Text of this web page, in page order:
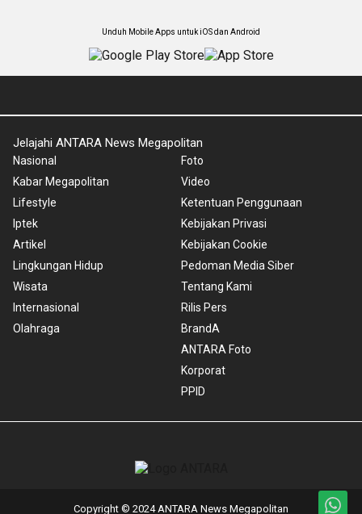
Unduh Mobile Apps untuk iOS dan Android
Jelajahi ANTARA News Megapolitan
Nasional
Kabar Megapolitan
Lifestyle
Iptek
Artikel
Lingkungan Hidup
Wisata
Internasional
Olahraga
Foto
Video
Ketentuan Penggunaan
Kebijakan Privasi
Kebijakan Cookie
Pedoman Media Siber
Tentang Kami
Rilis Pers
BrandA
ANTARA Foto
Korporat
PPID
Copyright © 2024 ANTARA News Megapolitan